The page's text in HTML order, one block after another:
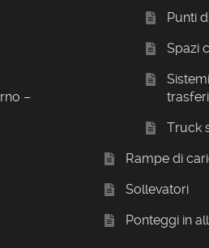
–
Punti
Spazi
Truck
Rampe di
Sollevatori
Ponteggi in